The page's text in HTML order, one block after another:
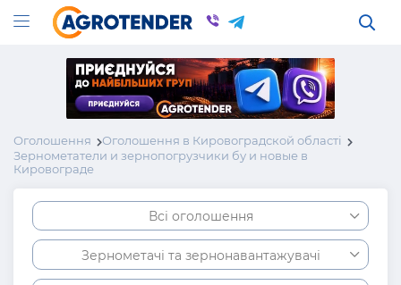
Оголошення
Оголошення в Кировоградской області
Зернометатели и зернопогрузчики бу и новые в
Кировограде
Всі оголошення
Зернометачі та зернонавантажувачі